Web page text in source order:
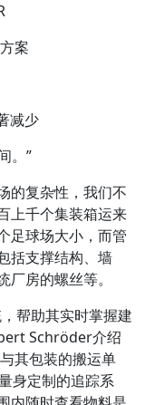
案
减少
。”
复杂性，我们不
上千个集装箱运来
足球场大小，而管
括支撑结构、墙
房的螺丝等。
帮助其实时掌握建
Schröder介绍
其包装的搬运单
身定制的追踪系